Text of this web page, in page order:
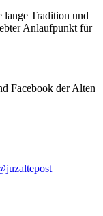
lange Tradition und
Anlaufpunkt für